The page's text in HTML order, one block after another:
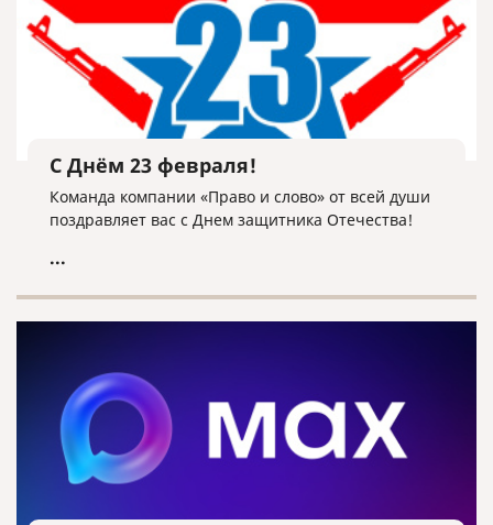
С Днём 23 февраля!
Команда компании «Право и слово» от всей души
поздравляет вас с Днем защитника Отечества!
...